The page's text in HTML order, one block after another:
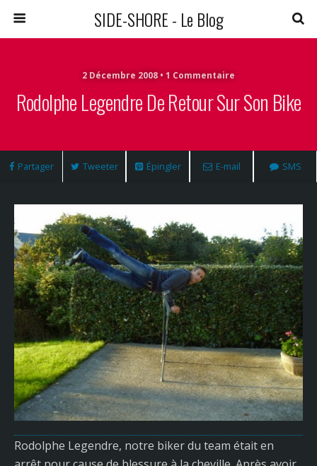
SIDE-SHORE - Le Blog
2 Décembre 2008 • 1 Commentaire
Rodolphe Legendre De Retour Sur Son Bike
Partager Tweeter Épingler E-mail SMS
Rodolphe Legendre, notre biker du team était en